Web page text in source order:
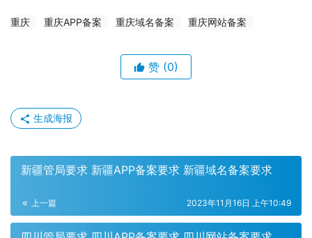
重庆 重庆APP备案 重庆域名备案 重庆网站备案
赞 (0)
生成海报
新疆管局要求 新疆APP备案要求 新疆域名备案要求
上一篇 2023年11月16日 上午10:49